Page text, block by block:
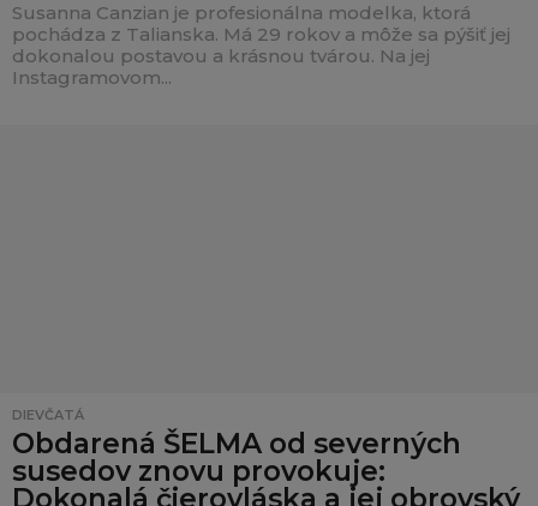
Susanna Canzian je profesionálna modelka, ktorá
pochádza z Talianska. Má 29 rokov a môže sa pýšiť jej
dokonalou postavou a krásnou tvárou. Na jej
Instagramovom...
DIEVČATÁ
Obdarená ŠELMA od severných
susedov znovu provokuje:
Dokonalá čierovláska a jej obrovský